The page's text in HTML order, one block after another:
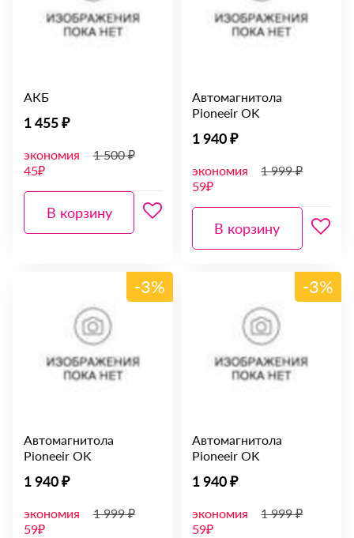
АКБ
1 455 ₽
экономия
45₽
1 500 ₽
В корзину
Автомагнитола
Pioneeir OK
1 940 ₽
экономия
59₽
1 999 ₽
В корзину
-3%
Автомагнитола
Pioneeir OK
1 940 ₽
экономия
59₽
1 999 ₽
-3%
Автомагнитола
Pioneeir OK
1 940 ₽
экономия
59₽
1 999 ₽